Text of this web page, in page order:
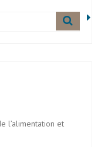
l’alimentation et